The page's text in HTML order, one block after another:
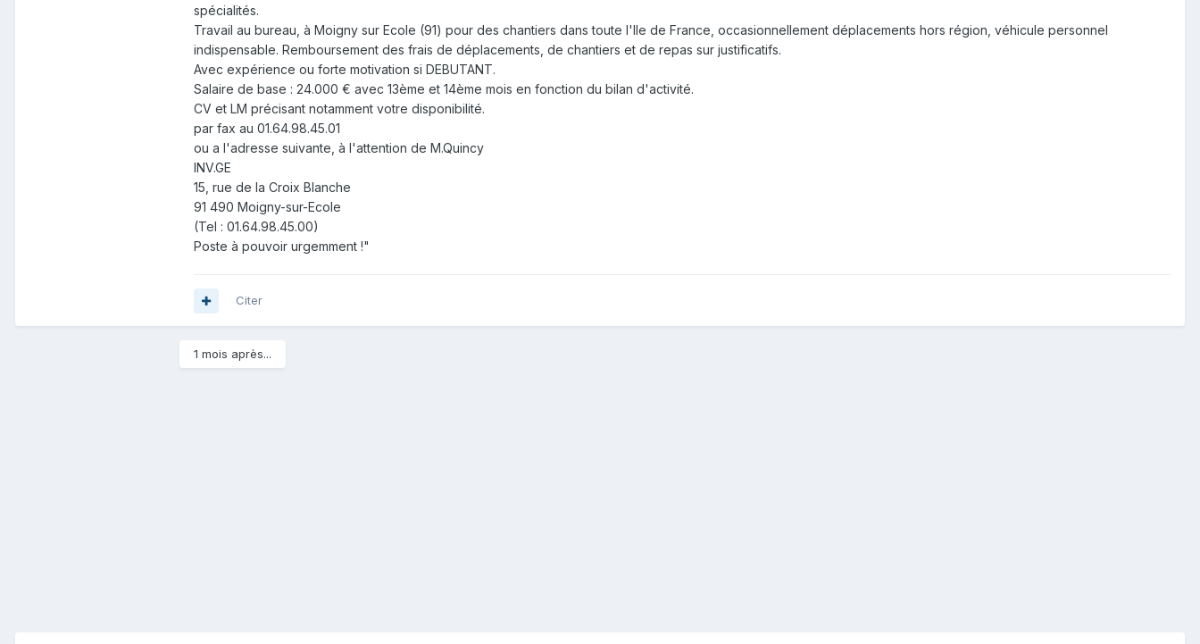
spécialités.
Travail au bureau, à Moigny sur Ecole (91) pour des chantiers dans toute l'Ile de France, occasionnellement déplacements hors région, véhicule personnel
indispensable. Remboursement des frais de déplacements, de chantiers et de repas sur justificatifs.
Avec expérience ou forte motivation si DEBUTANT.
Salaire de base : 24.000 € avec 13ème et 14ème mois en fonction du bilan d'activité.
CV et LM précisant notamment votre disponibilité.
par fax au 01.64.98.45.01
ou a l'adresse suivante, à l'attention de M.Quincy
INV.GE
15, rue de la Croix Blanche
91 490 Moigny-sur-Ecole
(Tel : 01.64.98.45.00)
Poste à pouvoir urgemment !"
Citer
1 mois après...